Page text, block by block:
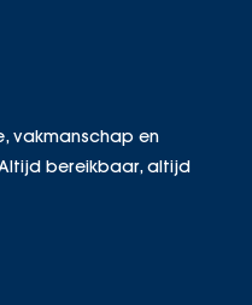
vakmanschap en
bereikbaar, altijd